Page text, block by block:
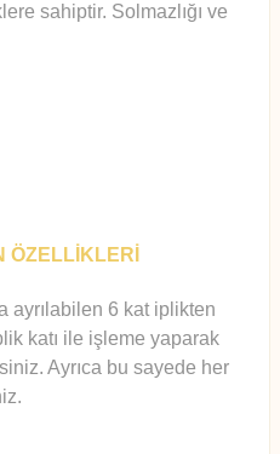
sahiptir. Solmazlığı ve
ÖZELLİKLERİ
ayrılabilen 6 kat iplikten
katı ile işleme yaparak
Ayrıca bu sayede her